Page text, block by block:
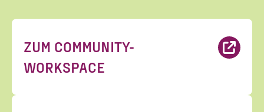
ZUM COMMUNITY-
WORKSPACE
ANMELDEN